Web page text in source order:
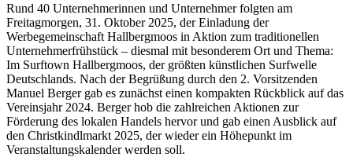
Rund 40 Unternehmerinnen und Unternehmer folgten am
Freitagmorgen, 31. Oktober 2025, der Einladung der
Werbegemeinschaft Hallbergmoos in Aktion zum traditionellen
Unternehmerfrühstück – diesmal mit besonderem Ort und Thema:
Im Surftown Hallbergmoos, der größten künstlichen Surfwelle
Deutschlands. Nach der Begrüßung durch den 2. Vorsitzenden
Manuel Berger gab es zunächst einen kompakten Rückblick auf das
Vereinsjahr 2024. Berger hob die zahlreichen Aktionen zur
Förderung des lokalen Handels hervor und gab einen Ausblick auf
den Christkindlmarkt 2025, der wieder ein Höhepunkt im
Veranstaltungskalender werden soll.